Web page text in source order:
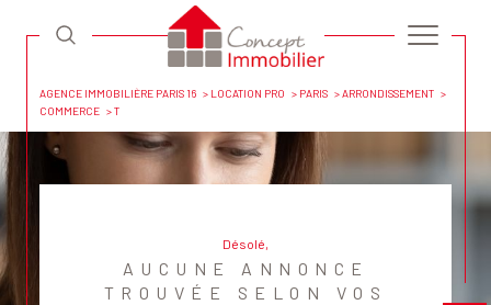
AGENCE IMMOBILIÈRE PARIS 16 LOCATION PRO PARIS
ARRONDISSEMENT
COMMERCE
T
Désolé,
AUCUNE ANNONCE
TROUVÉE SELON VOS